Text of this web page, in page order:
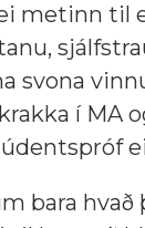
metinn til
svona
í MA
bara